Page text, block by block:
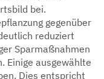
bei.
gegenüber
reduziert
Sparmaßnahmen
Einige ausgewählte
Dies entspricht